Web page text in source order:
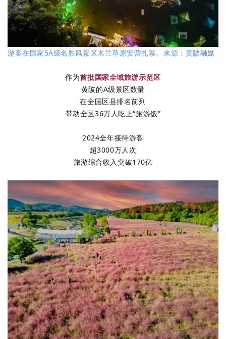
游客在国家5A级名胜风景区木兰草原安营扎寨。来源：黄陂融媒
作为首批国家全域旅游示范区
黄陂的A级景区数量
在全国区县排名前列
带动全区36万人吃上“旅游饭”
2024全年接待游客
超3000万人次
旅游综合收入突破170亿